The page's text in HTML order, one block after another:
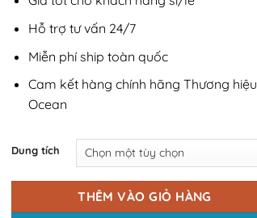
Hỗ trợ tư vấn 24/7
Miễn phí ship toàn quốc
Cam kết hàng chính hãng Thương hiệu
Ocean
Dung tích
THÊM VÀO GIỎ HÀNG